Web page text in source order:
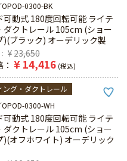
OPOD-0300-BK
可動式 180度回転可能 ライテ
ダクトレール 105cm (ショー
)(ブラック) オーデリック製
¥23,650
¥ 14,416 税込
ング・ダクトレール
OPOD-0300-WH
可動式 180度回転可能 ライテ
ダクトレール 105cm (ショー
)(オフホワイト) オーデリック